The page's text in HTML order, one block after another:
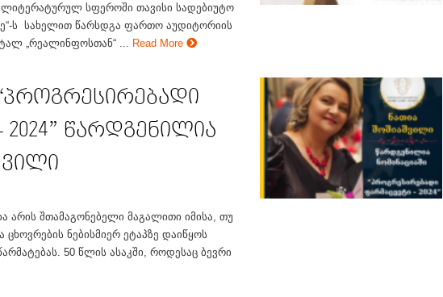
სფეროში თავისი სადებიუტო
ს სახელით წარსდგა ფართო აუდიტორიის
„რეალინფოსთან“ ...
Read More
წარდგენილია
არის შთამაგონებელი მაგალითი იმისა, თუ
ნებისმიერ ეტაპზე დაიწყოს
50 წლის ასაკში, როდესაც ბევრი